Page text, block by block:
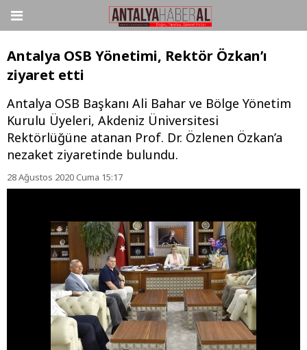
Antalya OSB Yönetimi, Rektör Özkan’ı
ziyaret etti
Antalya OSB Başkanı Ali Bahar ve Bölge Yönetim
Kurulu Üyeleri, Akdeniz Üniversitesi
Rektörlüğüne atanan Prof. Dr. Özlenen Özkan’a
nezaket ziyaretinde bulundu.
28 Ağustos 2020 Cuma 15:17